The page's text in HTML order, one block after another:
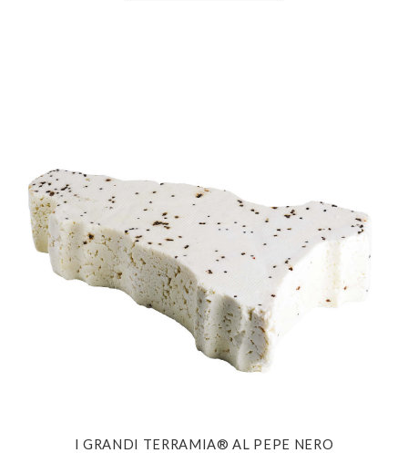
I GRANDI TERRAMIA® AL PEPE NERO